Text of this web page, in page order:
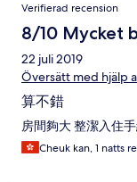
Verifierad recension
8/10 Mycket
22 juli 2019
Översätt med hjälp
算不錯
房間夠大 整潔入住
Cheuk kan, 1 natts